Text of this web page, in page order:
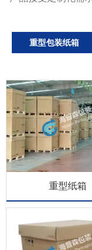
重型包装纸箱
重型纸箱